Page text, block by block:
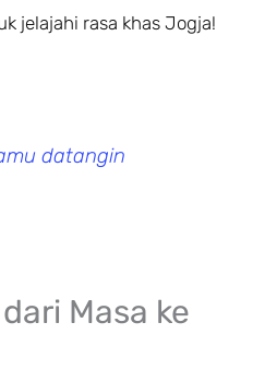
jelajahi rasa khas Jogja!
datangin
Masa ke